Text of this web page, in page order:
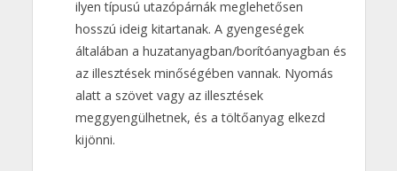
ilyen típusú utazópárnák meglehetősen
hosszú ideig kitartanak. A gyengeségek
általában a huzatanyagban/borítóanyagban és
az illesztések minőségében vannak. Nyomás
alatt a szövet vagy az illesztések
meggyengülhetnek, és a töltőanyag elkezd
kijönni.